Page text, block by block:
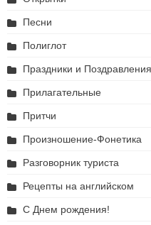
Песни
Полиглот
Праздники и Поздравления
Прилагательные
Притчи
Произношение-Фонетика
Разговорник туриста
Рецепты на английском
С Днем рождения!